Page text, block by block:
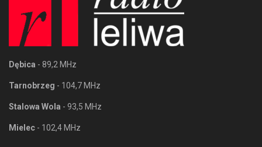
Dębica - 89,2 MHz
Tarnobrzeg - 104,7 MHz
Stalowa Wola - 93,5 MHz
Mielec - 102,4 MHz